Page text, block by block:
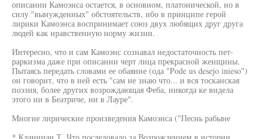
описании Камоэнса остается, в основном, платонической, но в
силу "вынужденных" обстоятельств, ибо в принципе герой
лирики Камоэнса воспринимает союз двух любящих друг друга
людей как нравственную норму жизни.
Интересно, что и сам Камоэнс сознавал недостаточность пет-
раркизма даже при описании черт лица прекрасной женщины.
Пытаясь передать словами ее обаяние (ода "Pode us desejo inieso")
он говорит, что в ней есть "сам не знаю что... и вся тосканская
поэзия, более других возрождающая Феба, никогда ке видела
этого ни в Беатриче, ни в Лауре".
Многие лирические произведения Камоэнса ("Песнь рабыне